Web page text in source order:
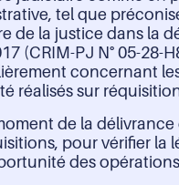
tel que
de la justice dans la
(CRIM-PJ N° 05-28-
concernant
réalisés sur
de la délivrance
pour vérifier la
des